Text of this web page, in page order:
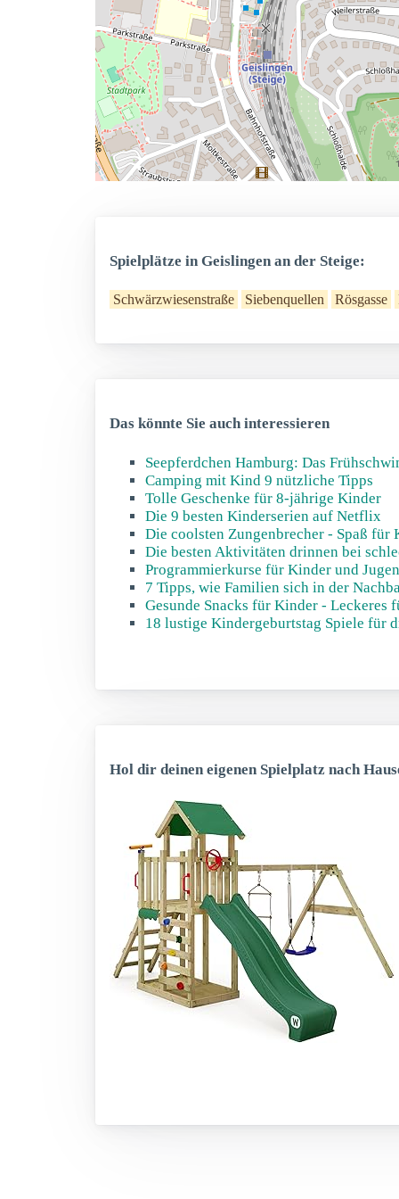
Spielplätze in Geislingen an der Steige:
Schwärzwiesenstraße Siebenquellen Rösgasse
Das könnte Sie auch interessieren
Seepferdchen Hamburg: Das
Camping mit Kind 9 nützliche Tipps
Tolle Geschenke für 8-jährige Kinder
Die 9 besten Kinderserien auf Netflix
Die coolsten Zungenbrecher - Spaß für
Die besten Aktivitäten drinnen bei
Programmierkurse für Kinder und
7 Tipps, wie Familien sich in der
Gesunde Snacks für Kinder - Leckeres
18 lustige Kindergeburtstag Spiele für
Hol dir deinen eigenen Spielplatz nach